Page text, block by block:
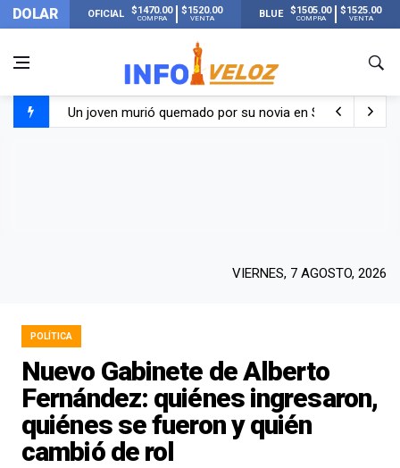
DOLAR OFICIAL $1470.00
COMPRA
$1520.00
VENTA BLUE $1505.00
COMPRA
$1525.00
VENTA
Un joven murió quemado por su novia en San Luis:
VIERNES, 7 AGOSTO, 2026
POLÍTICA
Nuevo Gabinete de Alberto
Fernández: quiénes ingresaron,
quiénes se fueron y quién
cambió de rol